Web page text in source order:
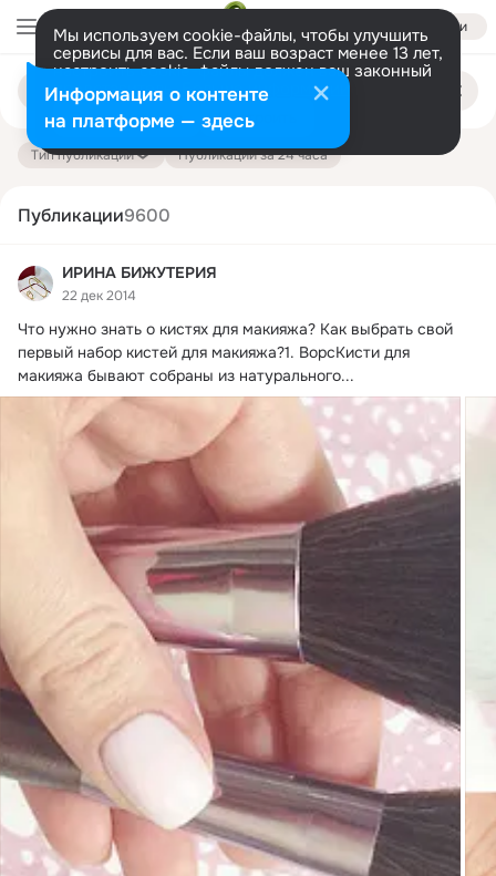
Войти
Мы используем cookie-файлы, чтобы улучшить
сервисы для вас. Если ваш возраст менее 13 лет,
настроить cookie-файлы должен ваш законный
представитель. Больше информации
Разрешить все Настроить
Поиск
публикациям
Тип публикации Публикации за 24 часа
Публикации9600
ИРИНА БИЖУТЕРИЯ
22 дек 2014
Что нужно знать о кистях для макияжа? Как выбрать свой
первый набор кистей для макияжа?1. ВорсКисти для
макияжа бывают собраны из натурального...
Информация о контенте
на платформе — здесь